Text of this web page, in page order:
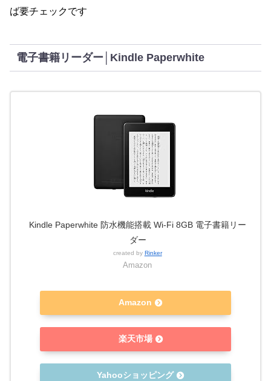
ば要チェックです
電子書籍リーダー│Kindle Paperwhite
Kindle Paperwhite 防水機能搭載 Wi-Fi 8GB 電子書籍リー
ダー
created by Rinker
Amazon
Amazon
楽天市場
Yahooショッピング